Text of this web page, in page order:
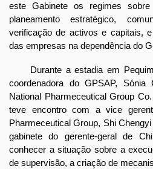
este Gabinete os regimes
planeamento estratégico,
verificação de activos e capitais,
das empresas na dependência do
Durante a estadia em Pequim,
coordenadora do GPSAP, Sónia
National Pharmeceutical Group
teve encontro com a vice
Pharmeceutical Group, Shi
gabinete do gerente-geral de
conhecer a situação sobre a
de supervisão, a criação de